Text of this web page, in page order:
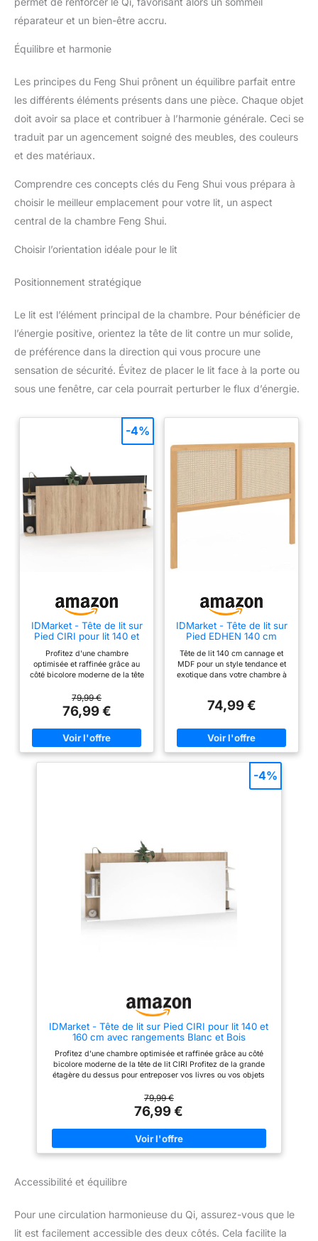
réparateur et un bien-être accru.
Équilibre et harmonie
Les principes du Feng Shui prônent un équilibre parfait entre
les différents éléments présents dans une pièce. Chaque objet
doit avoir sa place et contribuer à l’harmonie générale. Ceci se
traduit par un agencement soigné des meubles, des couleurs
et des matériaux.
Comprendre ces concepts clés du Feng Shui vous prépara à
choisir le meilleur emplacement pour votre lit, un aspect
central de la chambre Feng Shui.
Choisir l’orientation idéale pour le lit
Positionnement stratégique
Le lit est l’élément principal de la chambre. Pour bénéficier de
l’énergie positive, orientez la tête de lit contre un mur solide,
de préférence dans la direction qui vous procure une
sensation de sécurité. Évitez de placer le lit face à la porte ou
sous une fenêtre, car cela pourrait perturber le flux d’énergie.
IDMarket - Tête de lit sur
Pied CIRI pour lit 140 et
Profitez d'une chambre
optimisée et raffinée grâce au
côté bicolore moderne de la tête
étagère du dessus pour
entreposer vos livres ou vos
objets déco avec style Gardez
vos objets personnels à portée
de main grâce aux étagères
intégrées latérales Tête de lit
79,99 €
76,99 €
-4%
IDMarket - Tête de lit sur
Pied EDHEN 140 cm
Tête de lit 140 cm cannage et
MDF pour un style tendance et
exotique dans votre chambre à
apportera du cachet à la
Tête de lit à la fois gain de
place et facile à installer grâce
aux fixations murales fournies
bohème et naturel idéal pour les
lits de 140 cm Dimensions
globales : L.140 x l.3 x H.109 cm
74,99 €
IDMarket - Tête de lit sur Pied CIRI pour lit 140 et
160 cm avec rangements Blanc et Bois
Profitez d'une chambre optimisée et raffinée grâce au côté
bicolore moderne de la tête de lit CIRI Profitez de la grande
étagère du dessus pour entreposer vos livres ou vos objets
main grâce aux étagères intégrées latérales Tête de lit
adaptable pour des sommiers de 140 à 160 cm, style épuré et
facile à installer Dimensions globales : L. 195 x l. 21,5 x H. 80
cm - Dimensions planche centrale : L. 165 x H. 70 cm
79,99 €
76,99 €
-4%
Accessibilité et équilibre
Pour une circulation harmonieuse du Qi, assurez-vous que le
lit est facilement accessible des deux côtés. Cela facilite la